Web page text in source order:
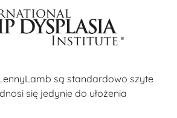
są standardowo szyte
się jedynie do ułożenia